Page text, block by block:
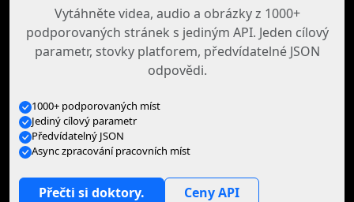
Vytáhněte videa, audio a obrázky z 1000+
podporovaných stránek s jediným API. Jeden cílový
parametr, stovky platforem, předvídatelné JSON
odpovědi.
1000+ podporovaných míst
Jediný cílový parametr
Předvídatelný JSON
Async zpracování pracovních míst
Přečti si doktory. Ceny API